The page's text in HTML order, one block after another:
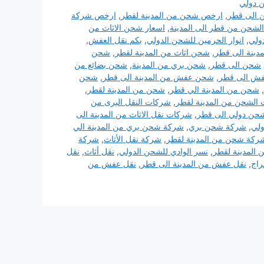
دولي
قطر , ارخص شحن من المدينة لقطر , ارخص شركة
من قطر الى المدينة, اسعار شحن الاثاث من
, انوار الحرمين للشحن الدولي, بكم نقل العفش,
الى قطر , شحن اثاث من المدينة لقطر , شحن
شحن الى قطر , شحن بري من المدينة, شحن بضائع من
الى قطر , شحن عفش من المدينة الى قطر , شحن
, شحن من المدينة الي قطر , شحن من المدينة لقطر ,
من المدينة لقطر , شركات النقل البرى من
دولي الى قطر , شركات نقل الاثاث من المدينة الى
, شركة شحن بري, شركة شحن بري من المدينة الي
شحن من المدينة لقطر , شركة نقل الأثاث, شركة
لقطر , نسر الوادي للشحن الدولي, نقل أثاث, نقل
, نقل عفش من المدينة الى قطر , نقل عفش من